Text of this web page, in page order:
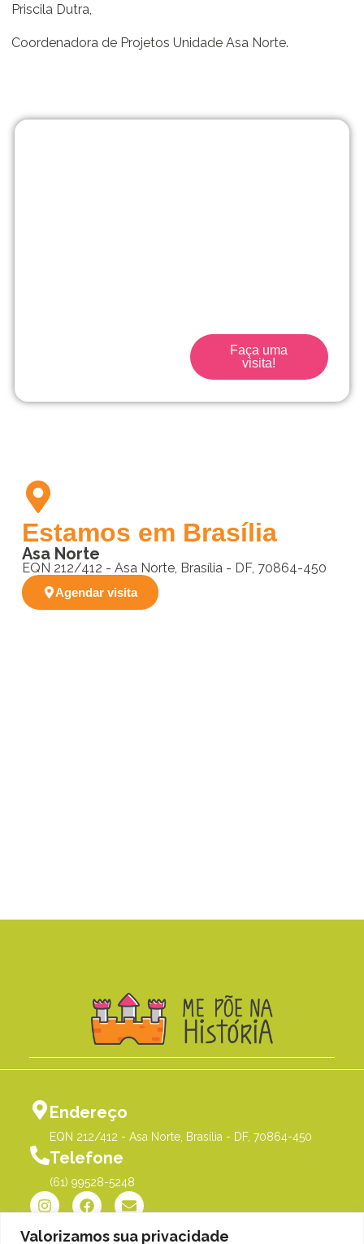
Valorizamos sua privacidade
Priscila Dutra,
Coordenadora de Projetos Unidade Asa Norte.
Faça uma
visita!
Estamos em Brasília
Asa Norte
EQN 212/412 - Asa Norte, Brasília - DF, 70864-450
Agendar visita
Endereço
EQN 212/412 - Asa Norte, Brasília - DF, 70864-450
Telefone
(61) 99528-5248